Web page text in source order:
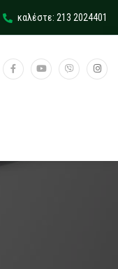
καλέστε: 213 2024401